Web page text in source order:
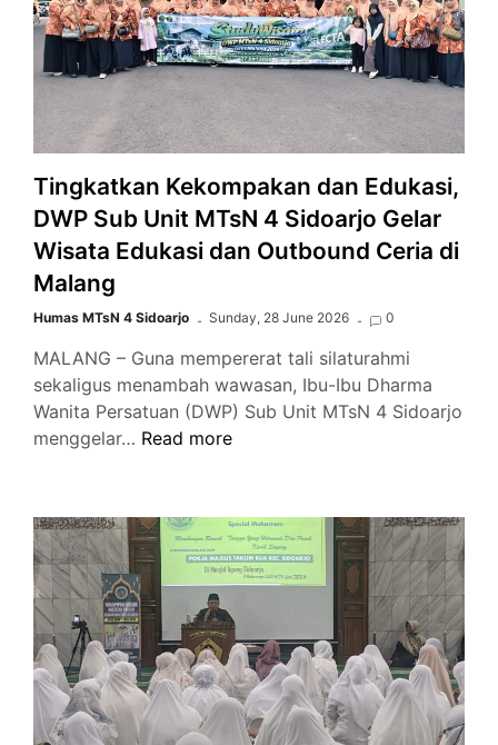
Tingkatkan Kekompakan dan Edukasi,
DWP Sub Unit MTsN 4 Sidoarjo Gelar
Wisata Edukasi dan Outbound Ceria di
Malang
Humas MTsN 4 Sidoarjo Sunday, 28 June 2026 0
MALANG – Guna mempererat tali silaturahmi
sekaligus menambah wawasan, Ibu-Ibu Dharma
Wanita Persatuan (DWP) Sub Unit MTsN 4 Sidoarjo
menggelar… Tingkatkan
Edukasi,
DWP
Sub
Unit
MTsN
Sidoarjo
Gelar
Wisata
Read more